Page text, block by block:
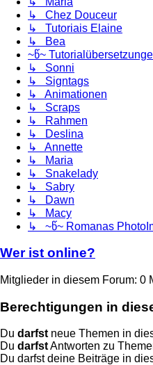
↳ Chez Douceur
↳ Tutoriais Elaine
↳ Bea
~წ~
↳ Sonni
↳ Signtags
↳ Animationen
↳ Scraps
↳ Rahmen
↳ Deslina
↳ Annette
↳ Maria
↳ Snakelady
↳ Sabry
↳ Dawn
↳ Macy
↳ ~წ~ Romanas
Wer ist online?
Mitglieder in diesem Forum: 0
Berechtigungen in
Du darfstneue Themen in
Du darfstAntworten zu
Du darfst deine Beiträge in